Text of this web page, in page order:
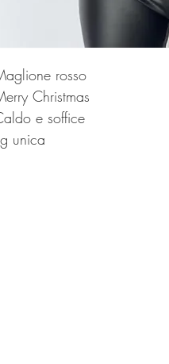
rosso
Christmas
e soffice
unica